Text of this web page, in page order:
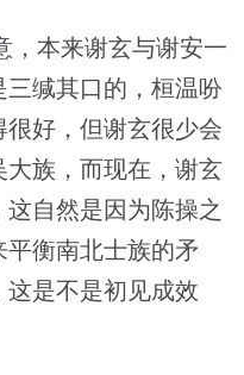
本来谢玄与谢安一
缄其口的，桓温吩
好，但谢玄很少会
族，而现在，谢玄
自然是因为陈操之
衡南北士族的矛
这是不是初见成效